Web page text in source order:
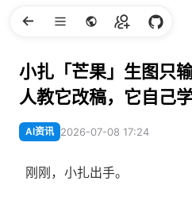
小扎「芒果」生图只
人教它改稿，它自己
AI资讯 2026-07-08 17:24
刚刚，小扎出手。